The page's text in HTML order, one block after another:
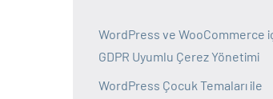
WordPress ve WooCommerce
GDPR Uyumlu Çerez Yönetimi
WordPress Çocuk Temaları ile